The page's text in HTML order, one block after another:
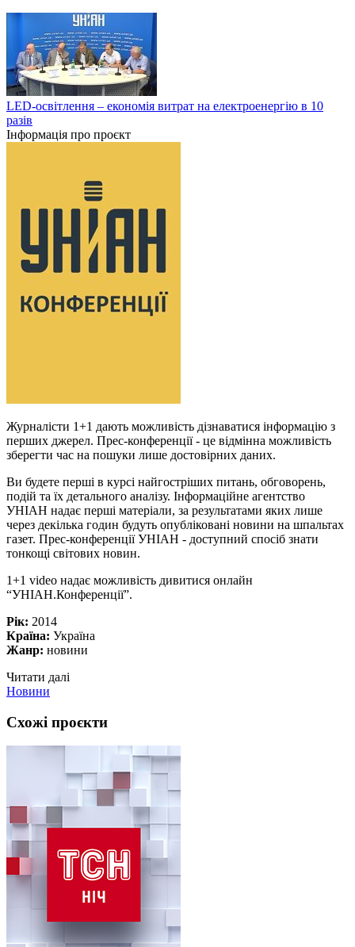
LED-освітлення – економія витрат на електроенергію в 10
разів
Інформація про проєкт
Журналісти 1+1 дають можливість дізнаватися інформацію з
перших джерел. Прес-конференції - це відмінна можливість
зберегти час на пошуки лише достовірних даних.
Ви будете перші в курсі найгостріших питань, обговорень,
подій та їх детального аналізу. Інформаційне агентство
УНІАН надає перші матеріали, за результатами яких лише
через декілька годин будуть опубліковані новини на шпальтах
газет. Прес-конференції УНІАН - доступний спосіб знати
тонкощі світових новин.
1+1 video надає можливість дивитися онлайн
“УНІАН.Конференції”.
Рік: 2014
Країна: Україна
Жанр: новини
Читати далі
Новини
Схожі проєкти